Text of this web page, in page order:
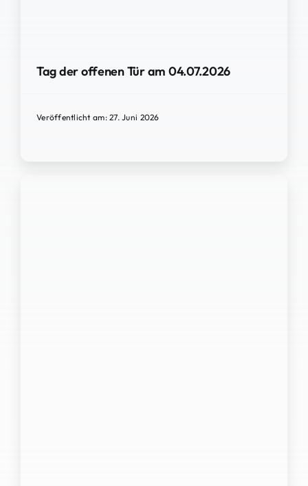
Tag der offenen Tür am 04.07.2026
Veröffentlicht am: 27. Juni 2026